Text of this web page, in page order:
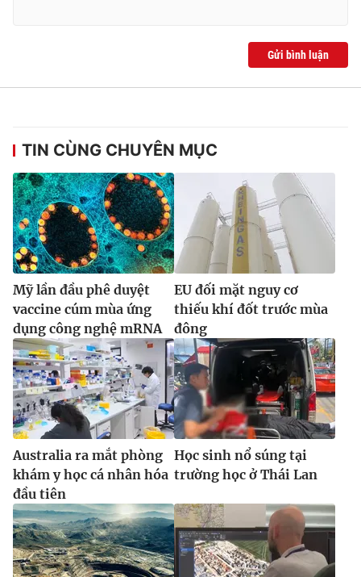
Gửi bình luận
TIN CÙNG CHUYÊN MỤC
Mỹ lần đầu phê duyệt
vaccine cúm mùa ứng
dụng công nghệ mRNA
EU đối mặt nguy cơ
thiếu khí đốt trước mùa
đông
Australia ra mắt phòng
khám y học cá nhân hóa
đầu tiên
Học sinh nổ súng tại
trường học ở Thái Lan